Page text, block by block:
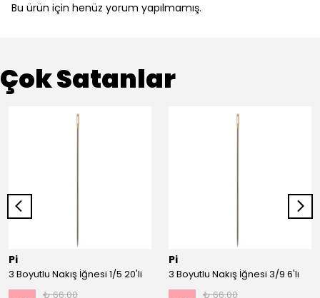
Bu ürün için henüz yorum yapılmamış.
Çok Satanlar
Pi
3 Boyutlu Nakış İğnesi 1/5 20'li
₺ 66.00
Pi
3 Boyutlu Nakış İğnesi 3/9 6'lı
₺ 66.00